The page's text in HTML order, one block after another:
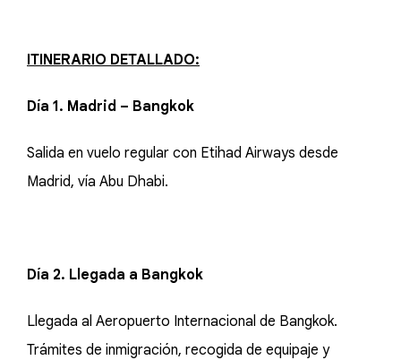
ITINERARIO DETALLADO:
Día 1. Madrid – Bangkok
Salida en vuelo regular con Etihad Airways desde
Madrid, vía Abu Dhabi.
Día 2. Llegada a Bangkok
Llegada al Aeropuerto Internacional de Bangkok.
Trámites de inmigración, recogida de equipaje y